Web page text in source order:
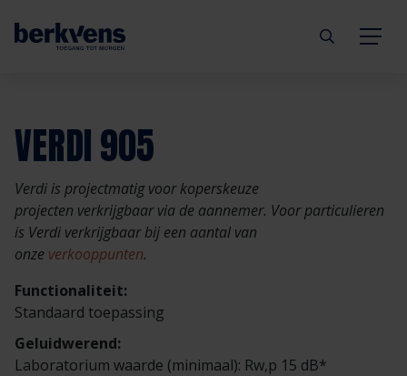
Deuren
Kozijnen
Hang- & sluitwerk
Diensten
Technische documentatie
Eengezinswoning
Meergezinswoning
Utiliteitsgebouw
Prefab woning
Aannemer
Architect
Projectontwikkelaar
Handelspartner
Inbraakwerend
Brandwerend
Geluidwerend
Rookwerend
Duurzaamheid
mijndeur.nl
Webshop
Inspiratie
Verkooppunten
Veelgestelde vragen
Blog
Organisatie
Duurzaamheid
GND Garantiedeuren
Werken bij Berkvens
VERDI 905
Verdi is projectmatig voor koperskeuze
projecten verkrijgbaar via de aannemer. Voor particulieren
is Verdi verkrijgbaar bij een aantal van
onze verkooppunten.
Functionaliteit:
Standaard toepassing
Geluidwerend:
Laboratorium waarde (minimaal): Rw,p 15 dB*